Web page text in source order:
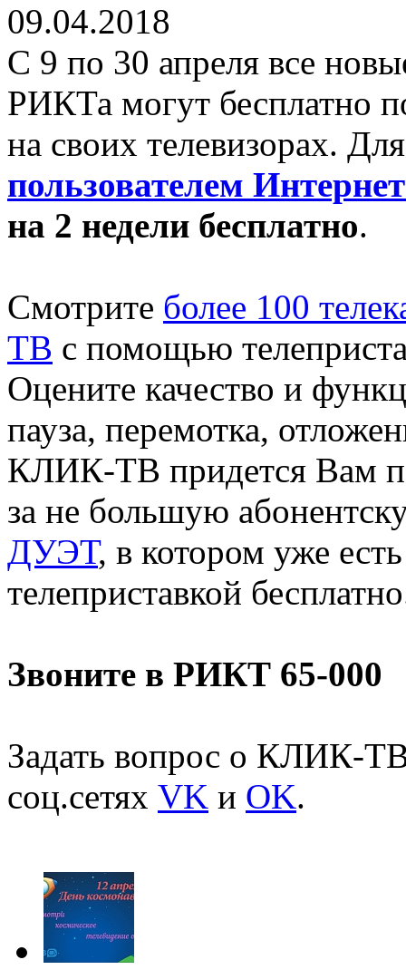
09.04.2018
С 9 по 30 апреля все
РИКТа могут бесплатно
на своих телевизорах.
пользователем
на 2 недели бесплатно.
Смотрите более 100
ТВ с помощью
Оцените качество и
пауза, перемотка,
КЛИК-ТВ придется Вам
за не большую
ДУЭТ, в котором уже
телеприставкой
Звоните в РИКТ 65-000
Задать вопрос о КЛИК-
соц.сетях VK и OK.